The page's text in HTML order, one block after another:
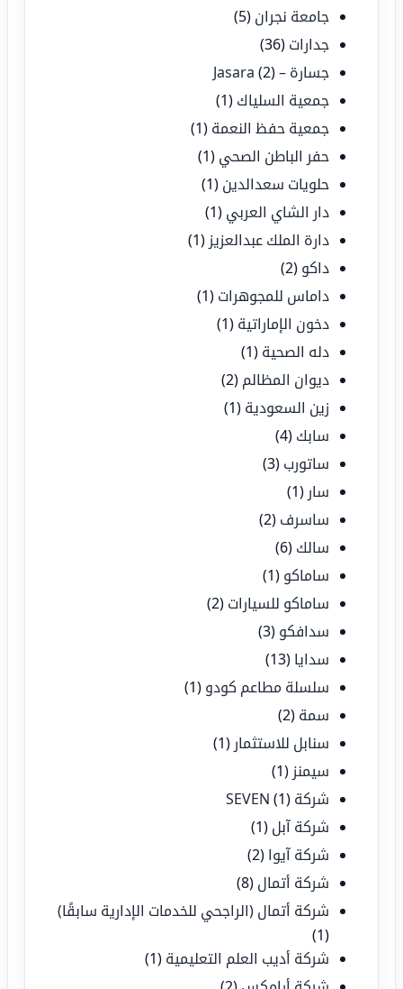
جامعة نجران (5)
جدارات (36)
جسارة – Jasara(2)
جمعية السلياك (1)
جمعية حفظ النعمة (1)
حفر الباطن الصحي (1)
حلويات سعدالدين (1)
دار الشاي العربي (1)
دارة الملك عبدالعزيز (1)
داكو (2)
داماس للمجوهرات (1)
دخون الإماراتية (1)
دله الصحية (1)
ديوان المظالم (2)
زين السعودية (1)
سابك (4)
ساتورب (3)
سار (1)
ساسرف (2)
سالك (6)
ساماكو (1)
ساماكو للسيارات (2)
سدافكو (3)
سدايا (13)
سلسلة مطاعم كودو (1)
سمة (2)
سنابل للاستثمار (1)
سيمنز (1)
شركة SEVEN (1)
شركة آبل (1)
شركة آيوا (2)
شركة أتمال (8)
شركة أتمال (الراجحي للخدمات الإدارية سابقًا)
(1)
شركة أديب العلم التعليمية (1)